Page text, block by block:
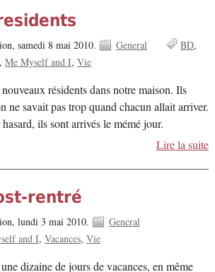
samedi 8 mai 2010. General
BD
Me Myself and I Vie
résidents dans notre maison. Ils
ne savait pas trop quand chacun allait arriver.
ils sont arrivés le mémé jour.
Lire la suite
rentré
lundi 3 mai 2010.
General
and I Vacances Vie
dizaine de jours de vacances, en même